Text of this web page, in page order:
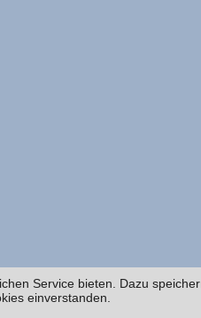
Service bieten. Dazu
einverstanden.